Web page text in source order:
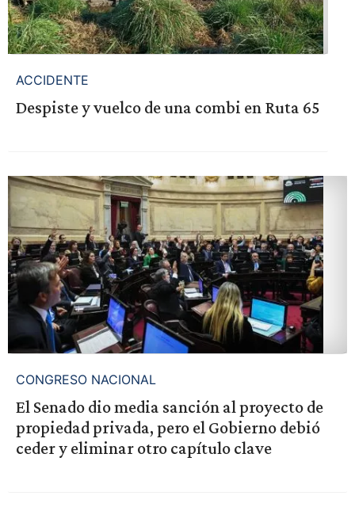
ACCIDENTE
Despiste y vuelco de una combi en Ruta 65
CONGRESO NACIONAL
El Senado dio media sanción al proyecto de
propiedad privada, pero el Gobierno debió
ceder y eliminar otro capítulo clave